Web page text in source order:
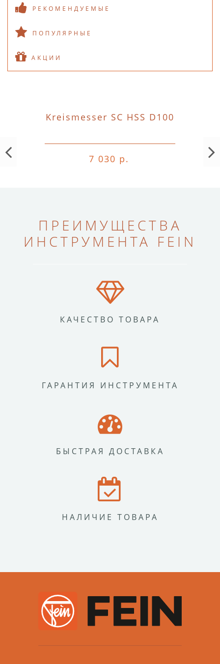
РЕКОМЕНДУЕМЫЕ
ПОПУЛЯРНЫЕ
АКЦИИ
Kreismesser SC HSS D100
7 030 р.
ПРЕИМУЩЕСТВА
ИНСТРУМЕНТА FEIN
КАЧЕСТВО ТОВАРА
ГАРАНТИЯ ИНСТРУМЕНТА
БЫСТРАЯ ДОСТАВКА
НАЛИЧИЕ ТОВАРА